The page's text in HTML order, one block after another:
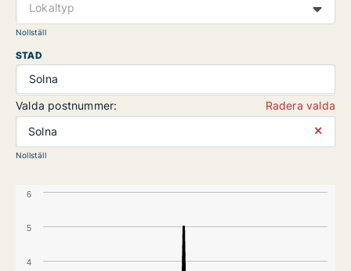
Lokaltyp
Nollställ
STAD
Solna
Valda postnummer:
Radera valda
Solna
⨯
Nollställ
4
5
6